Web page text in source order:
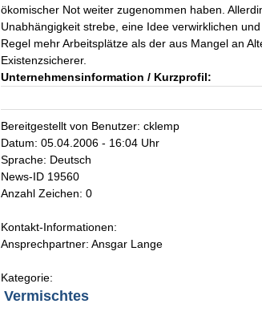
ökomischer Not weiter zugenommen haben.
Unabhängigkeit strebe, eine Idee verwirklichen
Regel mehr Arbeitsplätze als der aus Mangel an
Existenzsicherer.
Unternehmensinformation / Kurzprofil:
Bereitgestellt von Benutzer: cklemp
Datum: 05.04.2006 - 16:04 Uhr
Sprache: Deutsch
News-ID 19560
Anzahl Zeichen: 0
Kontakt-Informationen:
Ansprechpartner: Ansgar Lange
Kategorie:
Vermischtes